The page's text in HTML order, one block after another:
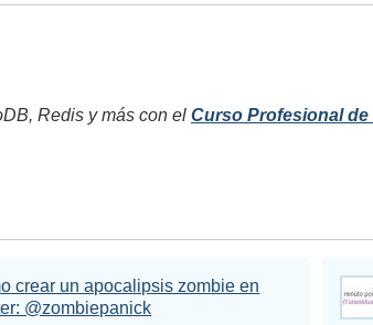
Redis y más con el Curso Profesional
crear un apocalipsis zombie en
@zombiepanick